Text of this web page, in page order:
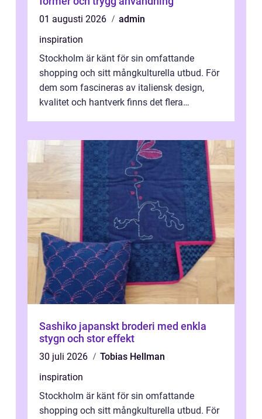
01 augusti 2026
admin
inspiration
Stockholm är känt för sin omfattande
shopping och sitt mångkulturella utbud. För
dem som fascineras av italiensk design,
kvalitet och hantverk finns det flera
Sashiko japanskt broderi med enkla
stygn och stor effekt
30 juli 2026
Tobias Hellman
inspiration
Stockholm är känt för sin omfattande
shopping och sitt mångkulturella utbud. För